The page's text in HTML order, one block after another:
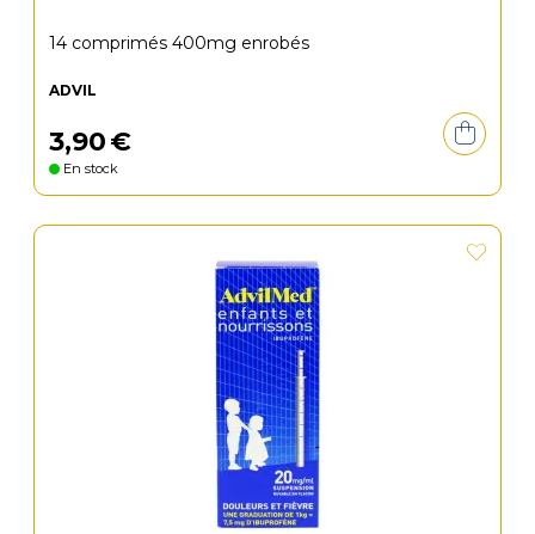
14 comprimés 400mg enrobés
ADVIL
3,90€
En stock